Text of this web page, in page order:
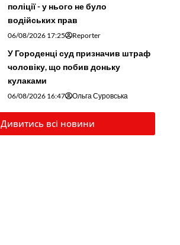
поліції - у нього не було
водійських прав
06/08/2026 17:25 Reporter
У Городенці суд призначив штраф
чоловіку, що побив доньку
кулаками
06/08/2026 16:47 Ольга Суровська
Дивитись всі новини